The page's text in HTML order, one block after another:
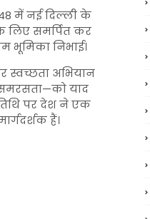
में नई दिल्ली के
लिए समर्पित कर
भूमिका निभाई।
स्वच्छता अभियान
याद
पर देश ने एक
हैं।